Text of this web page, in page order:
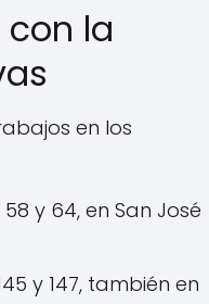
la
en los
y 64, en San José
y 147, también en